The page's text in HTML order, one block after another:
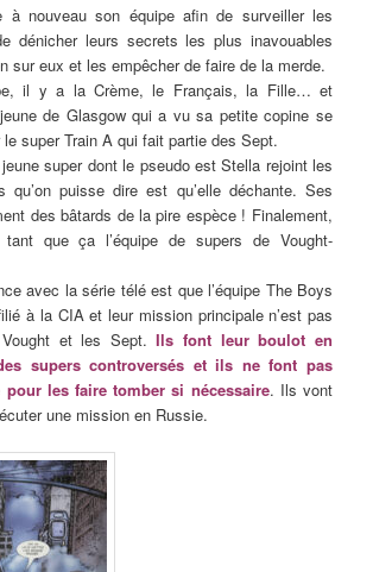
à nouveau son équipe afin de surveiller les
dénicher leurs secrets les plus inavouables
sur eux et les empêcher de faire de la merde.
il y a la Crème, le Français, la Fille… et
de Glasgow qui a vu sa petite copine se
super Train A qui fait partie des Sept.
super dont le pseudo est Stella rejoint les
puisse dire est qu’elle déchante. Ses
des bâtards de la pire espèce ! Finalement,
que ça l’équipe de supers de Vought-
avec la série télé est que l’équipe The Boys
à la CIA et leur mission principale n’est pas
et les Sept.Ils font leur boulot en
supers controversés et ils ne font pas
les faire tomber si nécessaire. Ils vont
une mission en Russie.